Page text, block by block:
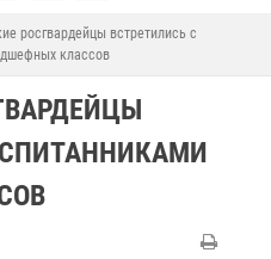
росгвардейцы встретились с
классов